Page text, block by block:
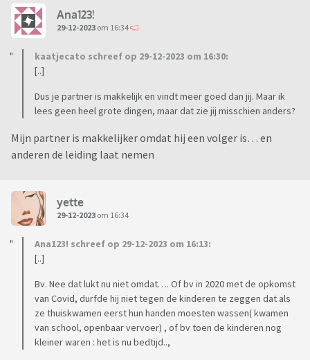
Ana123!
29-12-2023 om 16:34
kaatjecato schreef op 29-12-2023 om 16:30:
[..]
Dus je partner is makkelijk en vindt meer goed dan jij. Maar ik
lees geen heel grote dingen, maar dat zie jij misschien anders?
Mijn partner is makkelijker omdat hij een volger is… en
anderen de leiding laat nemen
yette
29-12-2023 om 16:34
Ana123! schreef op 29-12-2023 om 16:13:
[..]
Bv. Nee dat lukt nu niet omdat…. Of bv in 2020 met de opkomst
van Covid, durfde hij niet tegen de kinderen te zeggen dat als
ze thuiskwamen eerst hun handen moesten wassen( kwamen
van school, openbaar vervoer) , of bv toen de kinderen nog
kleiner waren : het is nu bedtijd..,